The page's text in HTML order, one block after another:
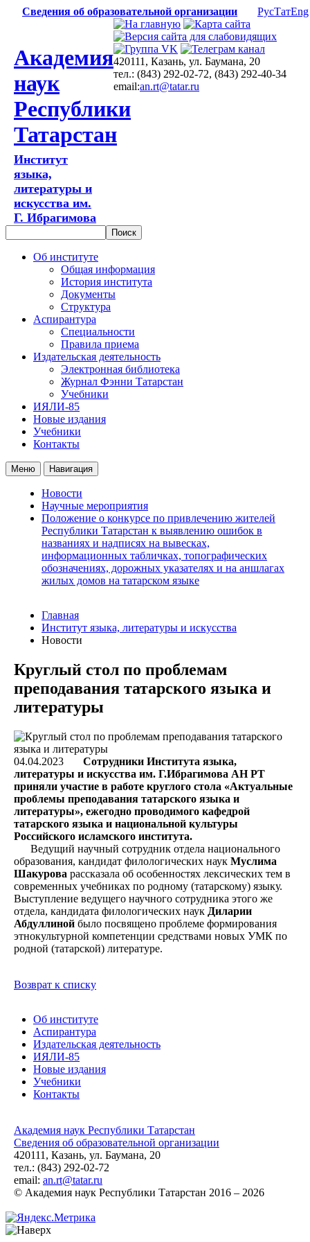
Сведения об образовательной организации РусТатEng
Академия
наук
Республики
Татарстан
Институт
языка,
литературы и
искусства им.
Г. Ибрагимова
420111, Казань, ул. Баумана, 20
тел.: (843) 292-02-72, (843) 292-40-34
email:an.rt@tatar.ru
Об институте
Общая информация
История института
Документы
Структура
Аспирантура
Специальности
Правила приема
Издательская деятельность
Электронная библиотека
Журнал Фэнни Татарстан
Учебники
ИЯЛИ-85
Новые издания
Учебники
Контакты
Меню Навигация
Новости
Научные мероприятия
Положение о конкурсе по привлечению жителей
Республики Татарстан к выявлению ошибок в
названиях и надписях на вывесках,
информационных табличках, топографических
обозначениях, дорожных указателях и на аншлагах
жилых домов на татарском языке
Главная
Институт языка, литературы и искусства
Новости
Круглый стол по проблемам
преподавания татарского языка и
литературы
04.04.2023
Сотрудники Института языка,
литературы и искусства им. Г.Ибрагимова АН РТ
приняли участие в работе круглого стола «Актуальные
проблемы преподавания татарского языка и
литературы», ежегодно проводимого кафедрой
татарского языка и национальной культуры
Российского исламского института.
Ведущий научный сотрудник отдела национального
образования, кандидат филологических наук Муслима
Шакурова рассказала об особенностях лексических тем в
современных учебниках по родному (татарскому) языку.
Выступление ведущего научного сотрудника этого же
отдела, кандидата филологических наук Диларии
Абдуллиной было посвящено проблеме формирования
этнокультурной компетенции средствами новых УМК по
родной (татарской) литературе.
Возврат к списку
Об институте
Аспирантура
Издательская деятельность
ИЯЛИ-85
Новые издания
Учебники
Контакты
Академия наук Республики Татарстан
Сведения об образовательной организации
420111, Казань, ул. Баумана, 20
тел.: (843) 292-02-72
email: an.rt@tatar.ru
© Академия наук Республики Татарстан 2016 – 2026